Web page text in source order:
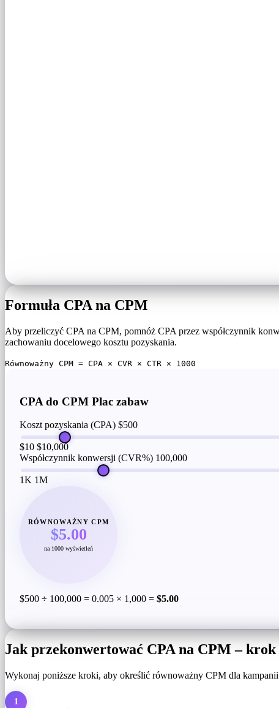
Formuła CPA na CPM
Aby przeliczyć CPA na CPM, pomnóż CPA przez współczynnik
zachowaniu docelowego kosztu pozyskania.
Równoważny CPM = CPA × CVR × CTR × 1000
CPA do CPM Plac zabaw
Koszt pozyskania (CPA) $500
$10 $10,000
Współczynnik konwersji (CVR%) 100,000
1K 1M
RÓWNOWAŻNY CPM
$5.00
na 1000 wyświetleń
$500 ÷ 100,000 = 0.005 × 1,000 = $5.00
Jak przekonwertować CPA na CPM –
Wykonaj poniższe kroki, aby określić równoważny CPM dla
1